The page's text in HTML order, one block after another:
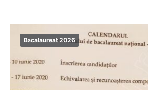
Bacalaureat 2026